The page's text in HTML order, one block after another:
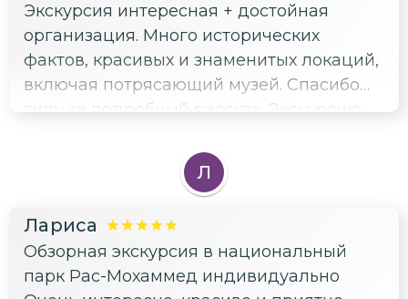
Экскурсия интересная + достойная
организация. Много исторических
фактов, красивых и знаменитых локаций,
включая потрясающий музей. Спасибо
гиду за подробный рассказ. Экскурсию
топовые места Египта за 1 день
Л
Лариса
Обзорная экскурсия в национальный
парк Рас-Мохаммед индивидуально